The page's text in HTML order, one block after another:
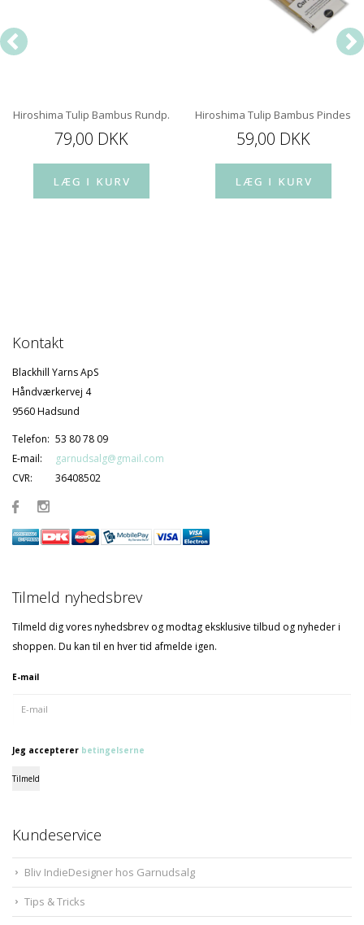
Hiroshima Tulip Bambus Rundp. 100 Cm m. kugleleje
79,00 DKK
Hiroshima Tulip Bambus
59,00 DKK
Kontakt
Blackhill Yarns ApS
Håndværkervej 4
9560 Hadsund
Telefon: 53 80 78 09
E-mail:
garnudsalg@gmail.com
CVR:
36408502
Tilmeld nyhedsbrev
Tilmeld dig vores nyhedsbrev og modtag eksklusive tilbud og nyheder i
shoppen. Du kan til en hver tid afmelde igen.
E-mail
Jeg accepterer betingelserne
Tilmeld
Kundeservice
Bliv IndieDesigner hos Garnudsalg
Tips & Tricks